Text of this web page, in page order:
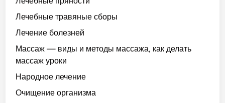
Лечебные травяные сборы
Лечение болезней
Массаж — виды и методы массажа, как делать
массаж уроки
Народное лечение
Очищение организма